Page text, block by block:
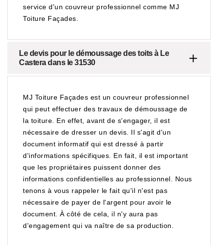
service d'un couvreur professionnel comme MJ
Toiture Façades.
Le devis pour le démoussage des toits à Le
Castera dans le 31530
MJ Toiture Façades est un couvreur professionnel
qui peut effectuer des travaux de démoussage de
la toiture. En effet, avant de s'engager, il est
nécessaire de dresser un devis. Il s'agit d'un
document informatif qui est dressé à partir
d'informations spécifiques. En fait, il est important
que les propriétaires puissent donner des
informations confidentielles au professionnel. Nous
tenons à vous rappeler le fait qu'il n'est pas
nécessaire de payer de l'argent pour avoir le
document. À côté de cela, il n'y aura pas
d'engagement qui va naître de sa production.